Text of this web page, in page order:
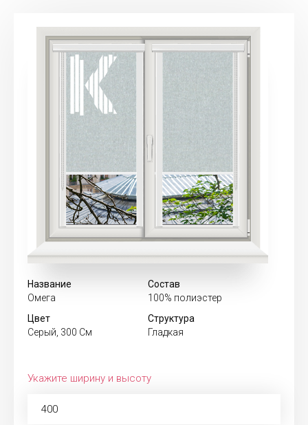
Название
Омега
Состав
100% полиэстер
Цвет
Серый, 300 См
Структура
Гладкая
Укажите ширину и высоту